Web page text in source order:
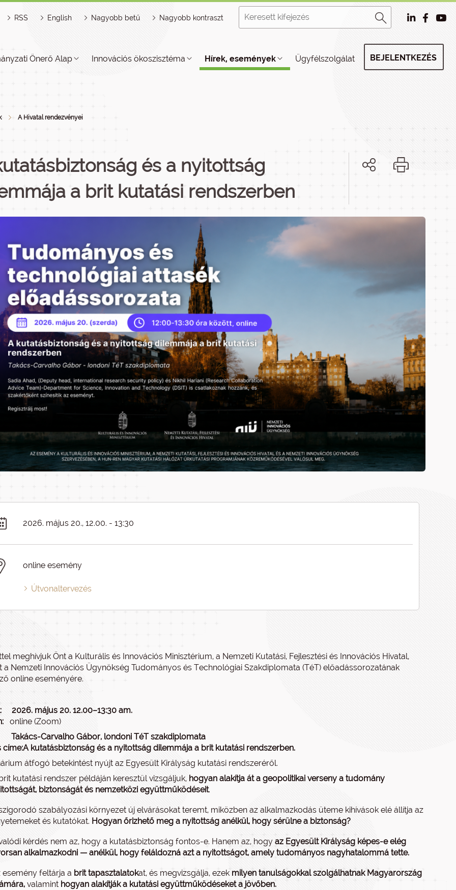
RSS English Nagyobb betű Nagyobb kontraszt
Önerő Alap Innovációs ökoszisztéma Hírek, események Ügyfélszolgálat BEJELENTKEZÉS
A Hivatal rendezvényei
és a nyitottság
a brit kutatási rendszerben
2026. május 20., 12.00. - 13:30
online esemény
Útvonaltervezés
meghívjuk Önt a Kulturális és Innovációs Minisztérium, a Nemzeti Kutatási, Fejlesztési és Innovációs Hivatal,
a Nemzeti Innovációs Ügynökség Tudományos és Technológiai Szakdiplomata (TéT) előadássorozatának
online eseményére.
2026. május 20. 12.00–13:30 am.
online (Zoom)
Takács-Carvalho Gábor, londoni TéT szakdiplomata
címe:A kutatásbiztonság és a nyitottság dilemmája a brit kutatási rendszerben.
átfogó betekintést nyújt az Egyesült Királyság kutatási rendszeréről.
kutatási rendszer példáján keresztül vizsgáljuk, hogyan alakítja át a geopolitikai verseny a tudomány
biztonságát és nemzetközi együttműködéseit.
szabályozási környezet új elvárásokat teremt, miközben az alkalmazkodás üteme kihívások elé állítja az
és kutatókat. Hogyan őrizhető meg a nyitottság anélkül, hogy sérülne a biztonság?
kérdés nem az, hogy a kutatásbiztonság fontos-e. Hanem az, hogy az Egyesült Királyság képes-e elég
alkalmazkodni — anélkül, hogy feláldozná azt a nyitottságot, amely tudományos nagyhatalommá tette.
esemény feltárja a brit tapasztalatokat, és megvizsgálja, ezek milyen tanulságokkal szolgálhatnak Magyarország
valamint hogyan alakítják a kutatási együttműködéseket a jövőben.